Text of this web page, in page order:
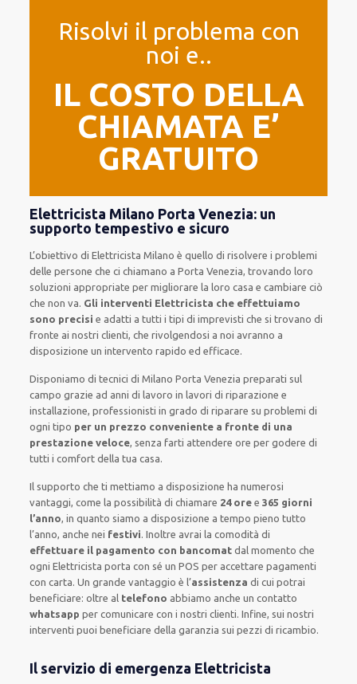
Risolvi il problema con
noi e..
IL COSTO DELLA
CHIAMATA E’
GRATUITO
Elettricista Milano Porta Venezia: un
supporto tempestivo e sicuro
L’obiettivo di Elettricista Milano è quello di risolvere i problemi
delle persone checi chiamano a Porta Venezia, trovando loro
soluzioni appropriate per migliorare la loro casa e cambiare ciò
che non va. Gli interventi Elettricista che effettuiamo
sono precisi e adatti a tutti i tipi di imprevisti che si trovano di
fronte ai nostri clienti, che rivolgendosi a noi avranno a
disposizione un interventorapido ed efficace.
Disponiamo ditecnici di Milano Porta Venezia preparati sul
campo grazie ad anni di lavoroin lavori di riparazione e
installazione, professionistiin grado di riparare su problemi di
ogni tipo per un prezzo conveniente a fronte di una
prestazione veloce, senza farti attendere ore per godere di
tutti i comfort della tua casa.
Il supporto che timettiamo a disposizione ha numerosi
vantaggi, come la possibilità di chiamare 24 ore e 365 giorni
l’anno, in quanto siamo a disposizione a tempo pieno tutto
l’anno, anche nei festivi.Inoltre avrai la comodità di
effettuare il pagamento con bancomat dal momento che
ogni Elettricistaporta con séun POSper accettare pagamenti
con carta.Un grande vantaggio è l’assistenza di cui potrai
beneficiare: oltre al telefono abbiamo anche uncontatto
whatsappper comunicare con i nostri clienti.Infine, sui nostri
interventi puoi beneficiare dellagaranzia sui pezzi di ricambio.
Il servizio di emergenza Elettricista